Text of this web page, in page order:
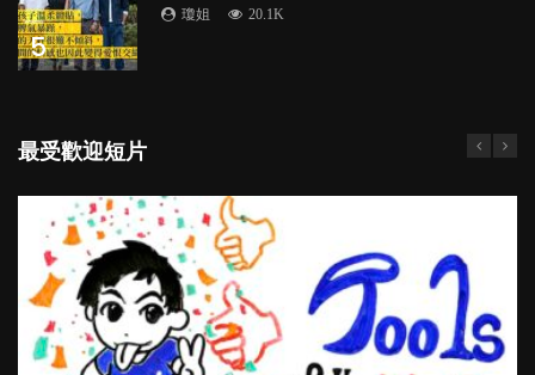
5
瓊姐 20.1K
最受歡迎短片